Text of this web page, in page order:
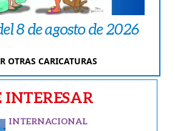
8 de agosto de 2026
OTRAS CARICATURAS
INTERESAR
INTERNACIONAL